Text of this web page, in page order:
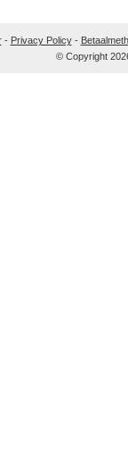
- Privacy Policy-
© Copyright